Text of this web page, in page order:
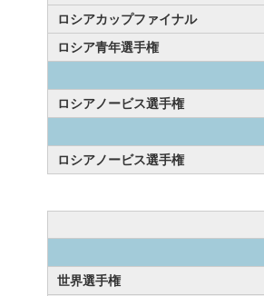
ロシアカップファイナル
ロシア青年選手権
ロシアノービス選手権
ロシアノービス選手権
世界選手権